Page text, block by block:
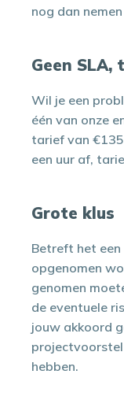
nog dan
Geen SLA,
Wil je een
één van onze
tarief van
een uur af,
Grote klus
Betreft het
opgenomen
genomen
de eventuele
jouw akkoord
hebben.